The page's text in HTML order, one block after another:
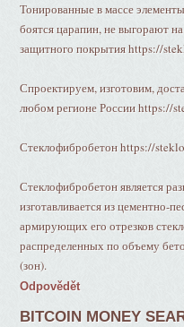
Тонированные в массе
боятся царапин, не выгорают
защитного покрытия https://
Спроектируем, изготовим,
любом регионе России https://
Стеклофибробетон https://
Стеклофибробетон является
изготавливается из цементно-
армирующих его отрезков
распределенных по объему
(зон).
Odpovědět
BITCOIN MONEY